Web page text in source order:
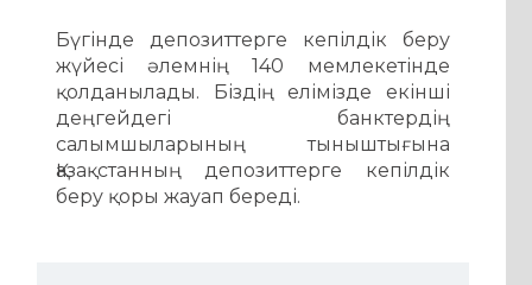
Бүгінде депозиттерге кепілдік беру
жүйесі әлемнің 140 мемлекетінде
қолданылады. Біздің елімізде екінші
деңгейдегі банктердің
салымшыларының тыныштығына
Қазақстанның депозиттерге кепілдік
беру қоры жауап береді.